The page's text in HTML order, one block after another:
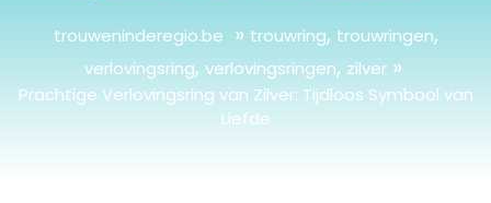
trouweninderegio.be » trouwring, trouwringen,
verlovingsring, verlovingsringen, zilver»
Prachtige Verlovingsring van Zilver: Tijdloos Symbool van
Liefde